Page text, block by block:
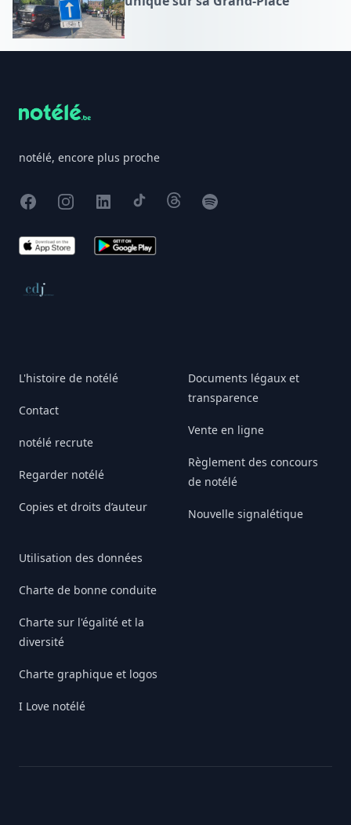
notélé, encore plus proche
FacebookInstagram
X TikTokThreadsSpotify
App Store Google Play
Conseil de déontologie journalistique
L'histoire de notélé
Contact
notélé recrute
Regarder notélé
Copies et droits d’auteur
Utilisation des données
Charte de bonne conduite
Charte sur l'égalité et la
diversité
Charte graphique et logos
I Love notélé
Documents légaux et
transparence
Vente en ligne
Règlement des concours
de notélé
Nouvelle signalétique